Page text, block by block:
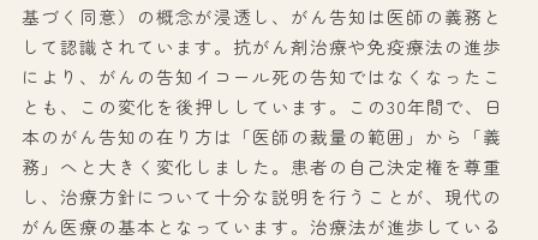
基づく同意）の概念が浸透し、がん告知は医師の義務と
して認識されています。抗がん剤治療や免疫療法の進歩
により、がんの告知イコール死の告知ではなくなったこ
とも、この変化を後押ししています。この30年間で、日
本のがん告知の在り方は「医師の裁量の範囲」から「義
務」へと大きく変化しました。患者の自己決定権を尊重
し、治療方針について十分な説明を行うことが、現代の
がん医療の基本となっています。治療法が進歩している